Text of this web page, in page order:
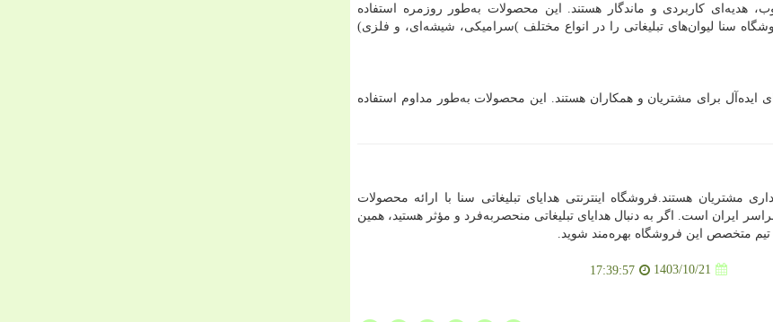
کاربردی و ماندگار هستند. این محصولات به‌طور روزمره استفاده
سنا لیوان‌های تبلیغاتی را در انواع مختلف (سرامیکی، شیشه‌ای، و فلزی)
ایده‌آل برای مشتریان و همکاران هستند. این محصولات به‌طور مداوم استفاده
مشتریان هستند.فروشگاه اینترنتی هدایای تبلیغاتی سنا با ارائه محصولات
ایران است. اگر به دنبال هدایای تبلیغاتی منحصربه‌فرد و مؤثر هستید، همین
تیم متخصص این فروشگاه بهره‌مند شوید.
1403/10/21
17:39:57